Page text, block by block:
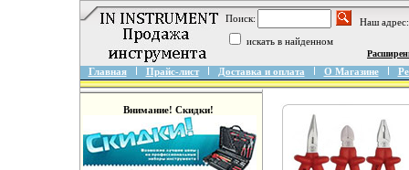
Поиск:
Наш
искать в найденном
Главная Прайс-лист Доставка и оплата О Магазине
Внимание! Скидки!